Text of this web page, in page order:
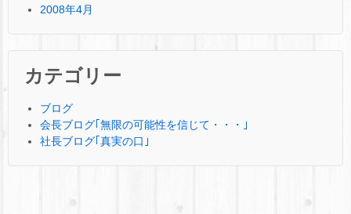
2008年4月
カテゴリー
ブログ
会長ブログ｢無限の可能性を信じて・・・｣
社長ブログ｢真実の口｣